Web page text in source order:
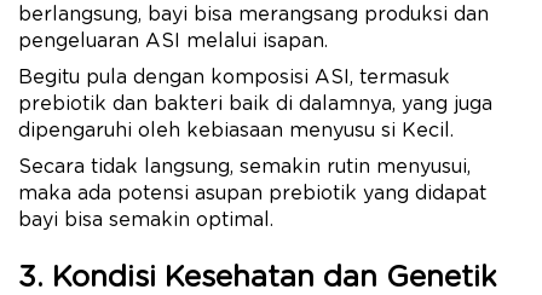
berlangsung, bayi bisa merangsang produksi dan
pengeluaran ASI melalui isapan.
Begitu pula dengan komposisi ASI, termasuk
prebiotik dan bakteri baik di dalamnya, yang juga
dipengaruhi oleh kebiasaan menyusu si Kecil.
Secara tidak langsung, semakin rutin menyusui,
maka ada potensi asupan prebiotik yang didapat
bayi bisa semakin optimal.
3. Kondisi Kesehatan dan Genetik